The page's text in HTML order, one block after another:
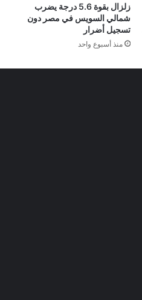
زلزال بقوة 5.6 درجة يضرب
شمالي السويس في مصر دون
تسجيل أضرار
منذ أسبوع واحد